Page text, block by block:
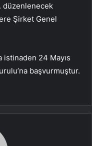
düzenlenecek
Şirket Genel
istinaden 24 Mayıs
başvurmuştur.